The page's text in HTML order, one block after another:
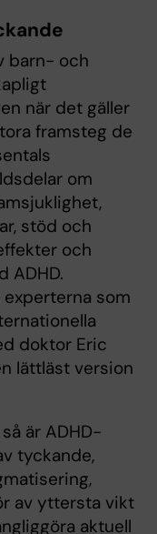
barn- och
när det gäller
framsteg de
om
stöd och
och
ADHD.
experterna som
doktor Eric
lättläst version
är ADHD-
tyckande,
av yttersta vikt
aktuell